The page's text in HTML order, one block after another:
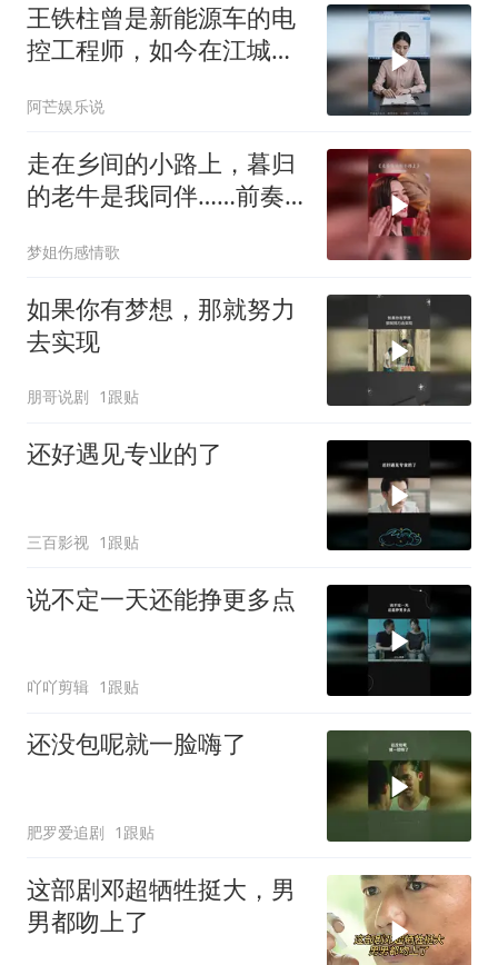
王铁柱曾是新能源车的电
控工程师，如今在江城夜
肚，老人晕倒在地
阿芒娱乐说
走在乡间的小路上，暮归
的老牛是我同伴……前奏
梦姐伤感情歌
如果你有梦想，那就努力
去实现
朋哥说剧 1跟贴
还好遇见专业的了
三百影视 1跟贴
说不定一天还能挣更多点
吖吖剪辑 1跟贴
还没包呢就一脸嗨了
肥罗爱追剧 1跟贴
这部剧邓超牺牲挺大，男
男都吻上了